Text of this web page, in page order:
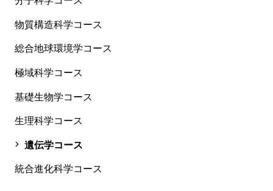
物質構造科学コース
総合地球環境学コース
極域科学コース
基礎生物学コース
生理科学コース
遺伝学コース
統合進化科学コース